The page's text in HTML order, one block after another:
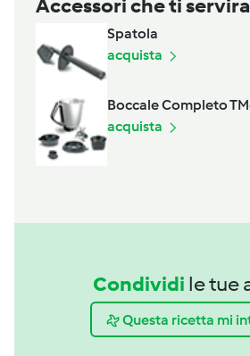
Accessori che ti
Spatola
acquista
Boccale Completo
acquista
Condividi le tue
Questa ricetta mi